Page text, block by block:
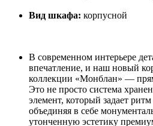
Вид шкафа: корпусной
В современном интерьере
впечатление, и наш новый
коллекции «Монблан» —
Это не просто система
элемент, который задает
объединяя в себе
утонченную эстетику